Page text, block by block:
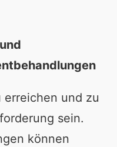
erreichen und zu
sein.
können